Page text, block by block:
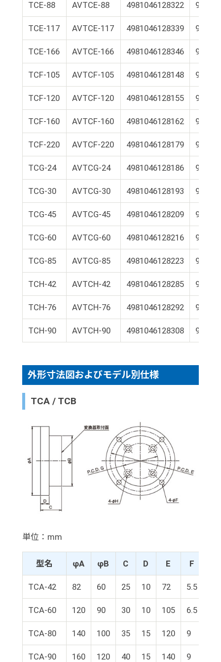
TCE-88 AVTCE-88 4981046128322 9E01-
TCE-117 AVTCE-117 4981046128339 9E01-
TCE-166 AVTCE-166 4981046128346 9E01-
TCF-105 AVTCF-105 4981046128148 9E01-
TCF-120 AVTCF-120 4981046128155 9E01-
TCF-160 AVTCF-160 4981046128162 9E01-
TCF-220 AVTCF-220 4981046128179 9E01-
TCG-24 AVTCG-24 4981046128186 9E01-
TCG-30 AVTCG-30 4981046128193 9E01-
TCG-45 AVTCG-45 4981046128209 9E01-
TCG-60 AVTCG-60 4981046128216 9E01-
TCG-85 AVTCG-85 4981046128223 9E01-
TCH-42 AVTCH-42 4981046128285 9E01-
TCH-76 AVTCH-76 4981046128292 9E01-
TCH-90 AVTCH-90 4981046128308 9E01-
外形寸法図およびモデル別仕様
TCA / TCB
単位：mm
型名 φA φB C D E F
TCA-42 82 60 25 10 72 5.5
TCA-60 120 90 30 10 105 6.5
TCA-80 140 100 35 15 120 9
TCA-90 160 120 40 15 140 9